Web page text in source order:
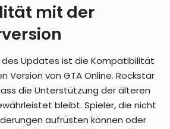
mit der
des Updates ist die Kompatibilität
Version von GTA Online. Rockstar
die Unterstützung der älteren
bleibt. Spieler, die nicht
aufrüsten können oder